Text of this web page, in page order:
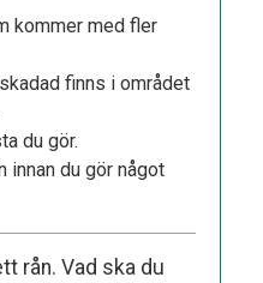
kommer med fler
finns i området
du gör.
innan du gör något
rån. Vad ska du